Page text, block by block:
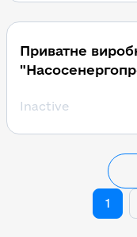
Приватне
Inactive
1